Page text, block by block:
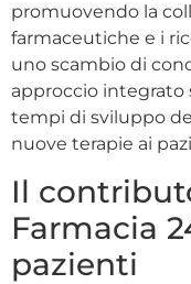
promuovendo la
farmaceutiche e i
uno scambio di
approccio integrato
tempi di sviluppo
nuove terapie ai
Il
Farmacia
pazienti